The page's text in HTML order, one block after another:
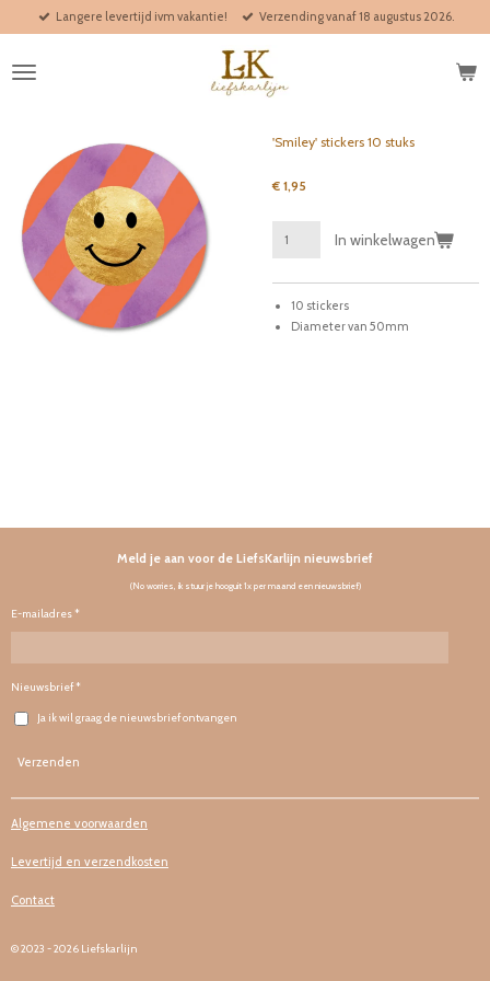
de
Langere levertijd ivm vakantie! Verzending vanaf 18 augustus 2026.
'Smiley' stickers 10 stuks
€ 1,95
In winkelwagen
10 stickers
Diameter van 50mm
Meld je aan voor de LiefsKarlijn nieuwsbrief
(No worries, ik stuur je hooguit 1x per maand een nieuwsbrief)
E-mailadres *
Nieuwsbrief *
Ja ik wil graag de nieuwsbrief ontvangen
Verzenden
Algemene voorwaarden
Levertijd en verzendkosten
Contact
© 2023 - 2026 Liefskarlijn